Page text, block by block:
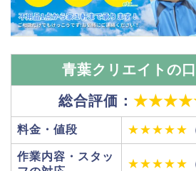
青葉クリエイトの
総合評価：
料金・値段 ★★★★★
作業内容・スタッ
★★★★★